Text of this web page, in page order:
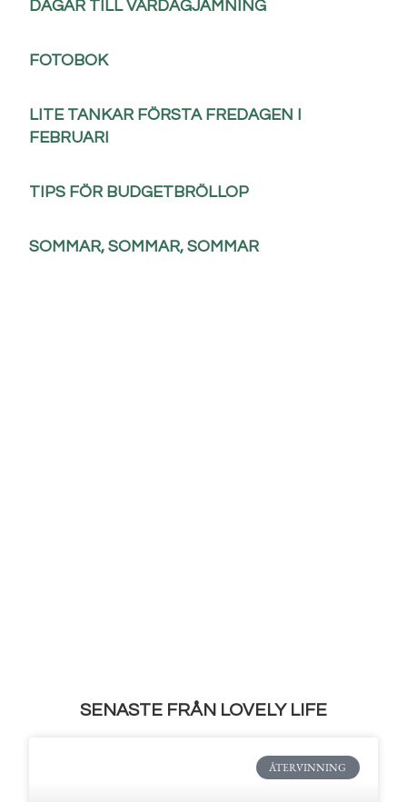
DAGAR TILL VÅRDAGJÄMNING
FOTOBOK
LITE TANKAR FÖRSTA FREDAGEN I
FEBRUARI
TIPS FÖR BUDGETBRÖLLOP
SOMMAR, SOMMAR, SOMMAR
SENASTE FRÅN LOVELY LIFE
ÅTERVINNING